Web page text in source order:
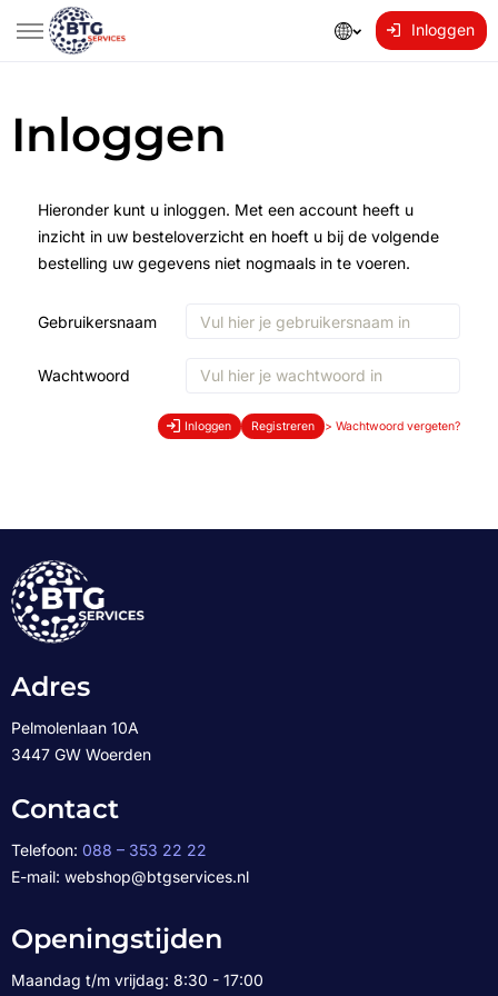
Inloggen
Inloggen
Hieronder kunt u inloggen. Met een account heeft u
inzicht in uw besteloverzicht en hoeft u bij de volgende
bestelling uw gegevens niet nogmaals in te voeren.
Gebruikersnaam
Wachtwoord
Inloggen Registreren > Wachtwoord vergeten?
Adres
Pelmolenlaan 10A
3447 GW Woerden
Contact
Telefoon: 088 – 353 22 22
E-mail: webshop@btgservices.nl
Openingstijden
Maandag t/m vrijdag: 8:30 - 17:00